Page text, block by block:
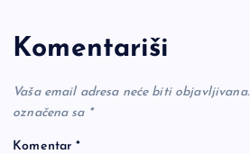
Komentariši
Vaša email adresa neće biti objavljivana.
označena sa *
Komentar*